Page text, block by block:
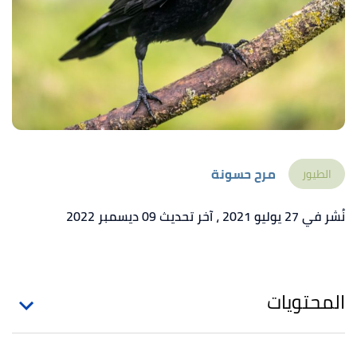
الطيور
مرح حسونة
نُشر في 27 يوليو 2021
، آخر تحديث 09 ديسمبر 2022
المحتويات